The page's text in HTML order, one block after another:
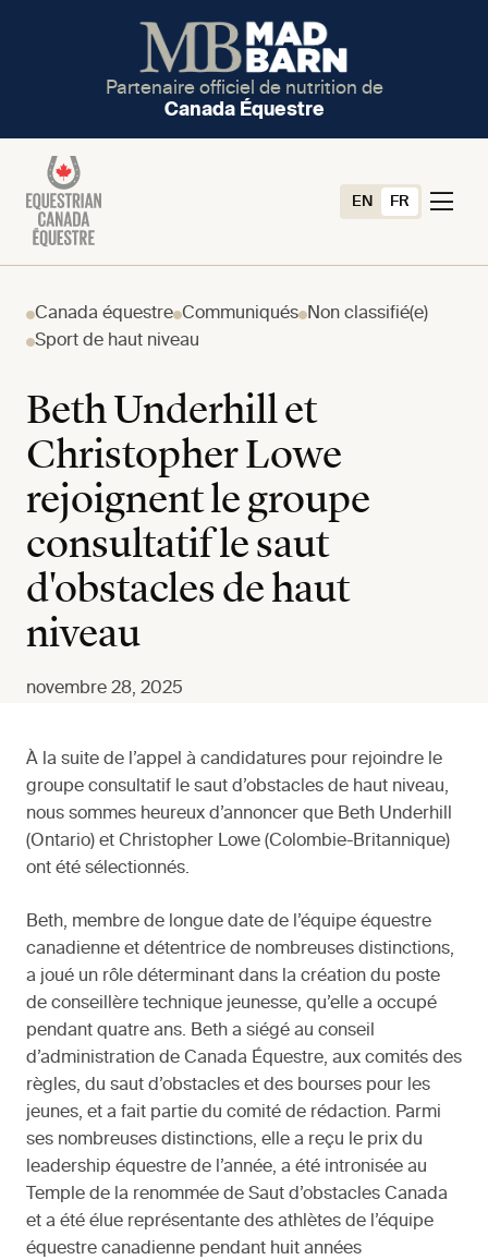
Partenaire officiel de nutrition de
Canada Équestre
EN FR
Canada équestre Communiqués Non classifié(e)
Sport de haut niveau
Beth Underhill et
Christopher Lowe
rejoignent le groupe
consultatif le saut
d'obstacles de haut
niveau
novembre 28, 2025
À la suite de l’appel à candidatures pour rejoindre le
groupe consultatif le saut d’obstacles de haut niveau,
nous sommes heureux d’annoncer que Beth Underhill
(Ontario) et Christopher Lowe (Colombie-Britannique)
ont été sélectionnés.
Beth, membre de longue date de l’équipe équestre
canadienne et détentrice de nombreuses distinctions,
a joué un rôle déterminant dans la création du poste
de conseillère technique jeunesse, qu’elle a occupé
pendant quatre ans. Beth a siégé au conseil
d’administration de Canada Équestre, aux comités des
règles, du saut d’obstacles et des bourses pour les
jeunes, et a fait partie du comité de rédaction. Parmi
ses nombreuses distinctions, elle a reçu le prix du
leadership équestre de l’année, a été intronisée au
Temple de la renommée de Saut d’obstacles Canada
et a été élue représentante des athlètes de l’équipe
équestre canadienne pendant huit années